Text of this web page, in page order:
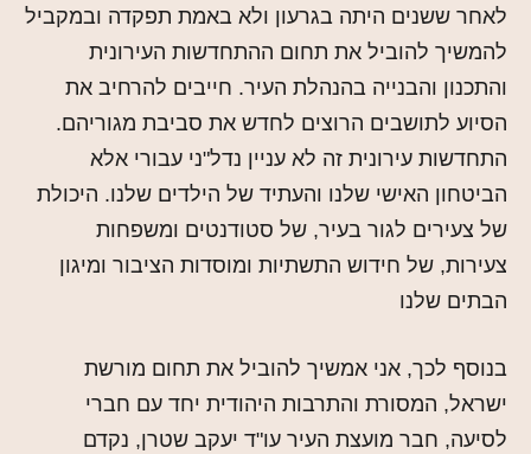
לאחר ששנים היתה בגרעון ולא באמת תפקדה ובמקביל
להמשיך להוביל את תחום ההתחדשות העירונית
והתכנון והבנייה בהנהלת העיר. חייבים להרחיב את
הסיוע לתושבים הרוצים לחדש את סביבת מגוריהם.
התחדשות עירונית זה לא עניין נדל"ני עבורי אלא
הביטחון האישי שלנו והעתיד של הילדים שלנו. היכולת
של צעירים לגור בעיר, של סטודנטים ומשפחות
צעירות, של חידוש התשתיות ומוסדות הציבור ומיגון
הבתים שלנו
בנוסף לכך, אני אמשיך להוביל את תחום מורשת
ישראל, המסורת והתרבות היהודית יחד עם חברי
לסיעה, חבר מועצת העיר עו"ד יעקב שטרן, נקדם